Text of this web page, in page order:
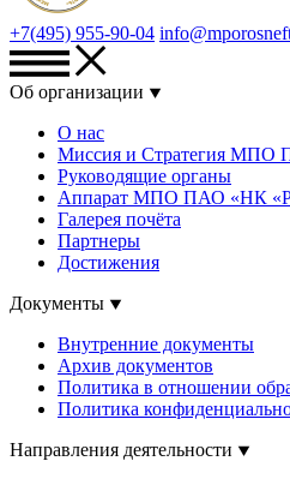
+7(495) 955-90-04
Об организации
О нас
Миссия и Стратегия МПО
Руководящие органы
Аппарат МПО ПАО «НК
Галерея почёта
Партнеры
Достижения
Документы
Внутренние документы
Архив документов
Политика в отношении
Политика
Направления деятельности